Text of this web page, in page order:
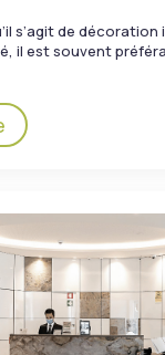
s’agit de
il est souvent